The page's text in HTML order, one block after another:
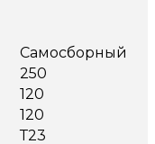
Самосборный
250
120
120
Т23